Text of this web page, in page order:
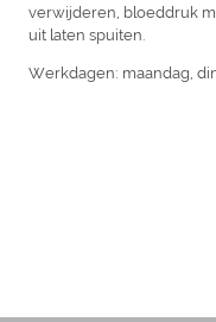
verwijderen, bloeddruk
uit laten spuiten.
Werkdagen: maandag,